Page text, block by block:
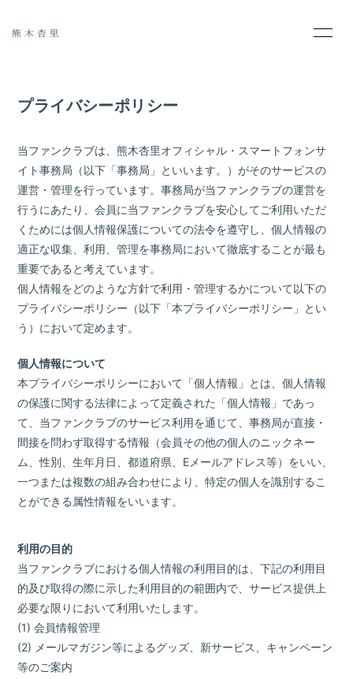
PHOTO
SCHEDULE
DISCOGRAPHY
会員登録 ログイン
プライバシーポリシー
当ファンクラブは、熊木杏里オフィシャル・スマートフォンサ
イト事務局（以下「事務局」といいます。）がそのサービスの
運営・管理を行っています。事務局が当ファンクラブの運営を
行うにあたり、会員に当ファンクラブを安心してご利用いただ
くためには個人情報保護についての法令を遵守し、個人情報の
適正な収集、利用、管理を事務局において徹底することが最も
重要であると考えています。
個人情報をどのような方針で利用・管理するかについて以下の
プライバシーポリシー（以下「本プライバシーポリシー」とい
う）において定めます。
個人情報について
本プライバシーポリシーにおいて「個人情報」とは、個人情報
の保護に関する法律によって定義された「個人情報」であっ
て、当ファンクラブのサービス利用を通じて、事務局が直接・
間接を問わず取得する情報（会員その他の個人のニックネー
ム、性別、生年月日、都道府県、Eメールアドレス等）をいい、
一つまたは複数の組み合わせにより、特定の個人を識別するこ
とができる属性情報をいいます。
利用の目的
当ファンクラブにおける個人情報の利用目的は、下記の利用目
的及び取得の際に示した利用目的の範囲内で、サービス提供上
必要な限りにおいて利用いたします。
(1) 会員情報管理
(2) メールマガジン等によるグッズ、新サービス、キャンペーン
等のご案内